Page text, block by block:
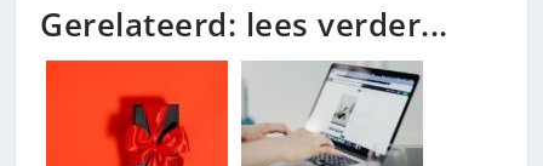
Gerelateerd: lees verder...